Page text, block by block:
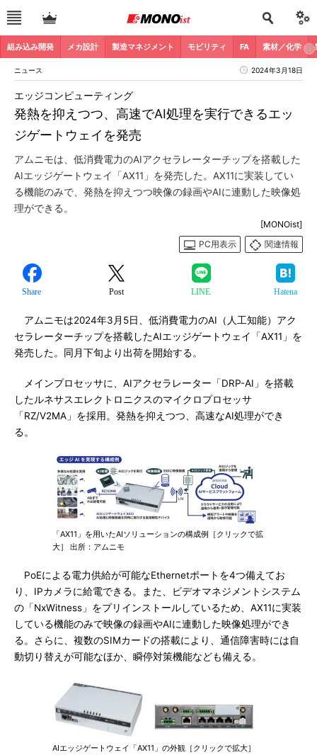
組み込み開発 メカ設計 製造マネジメント モビリティ FA 素材／化学
ニュース 2024年3月18日
発熱を抑えつつ、高速でAI処理を実行できるエッ
ジゲートウェイを発売
エッジコンピューティング
アムニモは、低消費電力のAIアクセラレーターチップを搭載した
AIエッジゲートウェイ「AX11」を発売した。AX11に実装してい
る機能のみで、発熱を抑えつつ映像の録画やAIに連動した映像処
理ができる。
[MONOist]
PC用表示
関連情報
Share Post LINE Hatena
アムニモは2024年3月5日、低消費電力のAI（人工知能）アク
セラレーターチップを搭載したAIエッジゲートウェイ「AX11」を
発売した。同月下旬より出荷を開始する。
メインプロセッサに、AIアクセラレーター「DRP-AI」を搭載
したルネサスエレクトロニクスのマイクロプロセッサ
「RZ/V2MA」を採用。発熱を抑えつつ、高速なAI処理ができ
る。
「AX11」を用いたAIソリューションの構成例［クリックで拡
大］ 出所：アムニモ
PoEによる電力供給が可能なEthernetポートを4つ備えてお
り、IPカメラに給電できる。また、ビデオマネジメントシステム
の「NxWitness」をプリインストールしているため、AX11に実装
している機能のみで映像の録画やAIに連動した映像処理ができ
る。さらに、複数のSIMカードの搭載により、通信障害時には自
動切り替えが可能なほか、瞬停対策機能なども備える。
AIエッジゲートウェイ「AX11」の外観［クリックで拡大］